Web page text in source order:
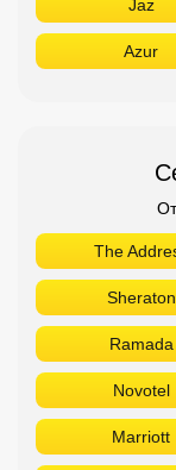
Jaz
Azur
The
Sheraton
Ramada
Novotel
Marriott